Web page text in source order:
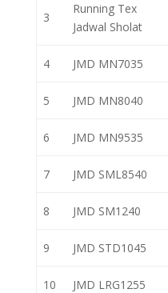
3
Running Tex
Jadwal Sholat
4 JMD MN7035
5 JMD MN8040
6 JMD MN9535
7 JMD SML8540
8 JMD SM1240
9 JMD STD1045
10 JMD LRG1255